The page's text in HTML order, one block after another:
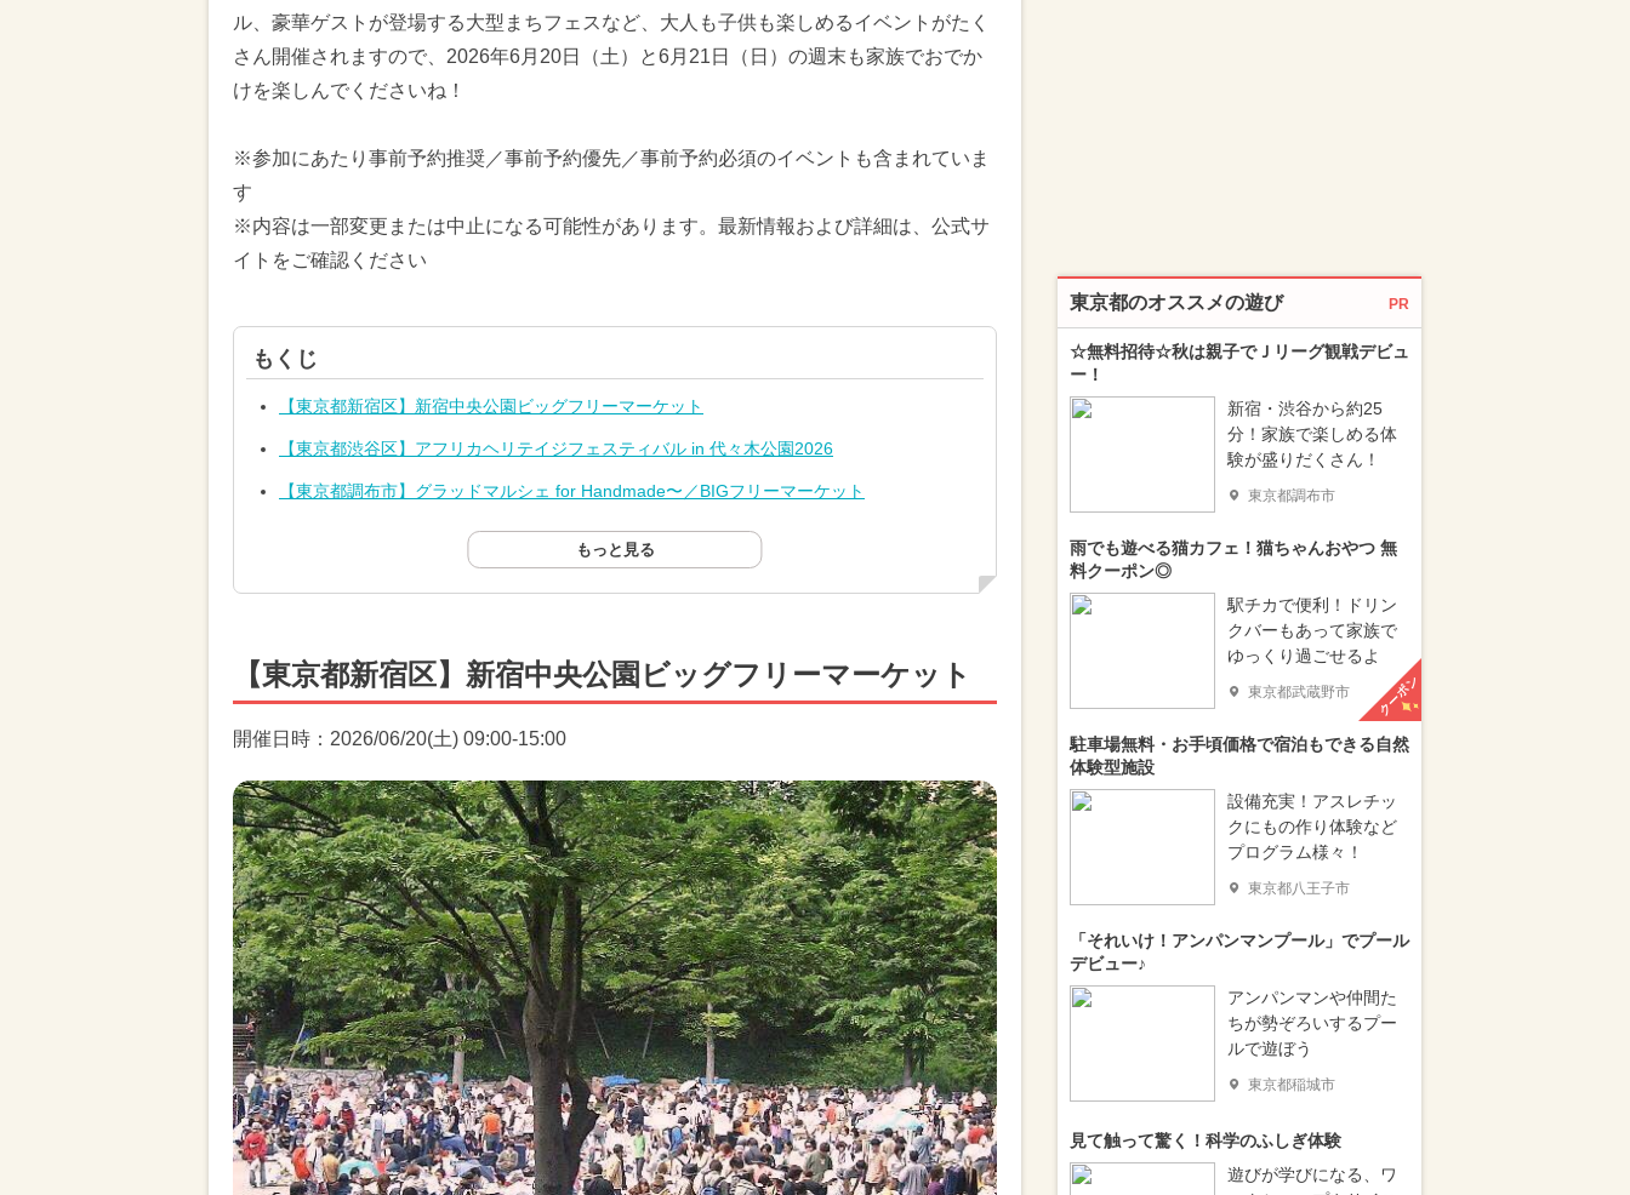
ル、豪華ゲストが登場する大型まちフェスなど、大人も子供も楽しめるイベントがたく
さん開催されますので、2026年6月20日（土）と6月21日（日）の週末も家族でおでか
けを楽しんでくださいね！
※参加にあたり事前予約推奨／事前予約優先／事前予約必須のイベントも含まれていま
す
※内容は一部変更または中止になる可能性があります。最新情報および詳細は、公式サ
イトをご確認ください
もくじ
【東京都新宿区】新宿中央公園ビッグフリーマーケット
【東京都渋谷区】アフリカヘリテイジフェスティバル in 代々木公園2026
【東京都調布市】グラッドマルシェ for Handmade〜／BIGフリーマーケット
もっと見る
【東京都新宿区】新宿中央公園ビッグフリーマーケット
開催日時：2026/06/20(土) 09:00-15:00
東京都のオススメの遊び PR
☆無料招待☆秋は親子でＪリーグ観戦デビュ
ー！
新宿・渋谷から約25
分！家族で楽しめる体
験が盛りだくさん！
東京都調布市
雨でも遊べる猫カフェ！猫ちゃんおやつ 無
料クーポン◎
駅チカで便利！ドリン
クバーもあって家族で
ゆっくり過ごせるよ
東京都武蔵野市 クーポン
駐車場無料・お手頃価格で宿泊もできる自然
体験型施設
設備充実！アスレチッ
クにもの作り体験など
プログラム様々！
東京都八王子市
「それいけ！アンパンマンプール」でプール
デビュー♪
アンパンマンや仲間た
ちが勢ぞろいするプー
ルで遊ぼう
東京都稲城市
見て触って驚く！科学のふしぎ体験
遊びが学びになる、ワ